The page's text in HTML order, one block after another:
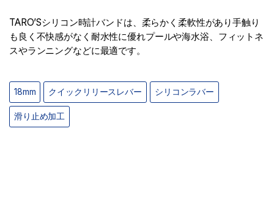
TARO’Sシリコン時計バンドは、柔らかく柔軟性があり手触り
も良く不快感がなく耐水性に優れプールや海水浴、フィットネ
スやランニングなどに最適です。
18mm クイックリリースレバー シリコンラバー
滑り止め加工